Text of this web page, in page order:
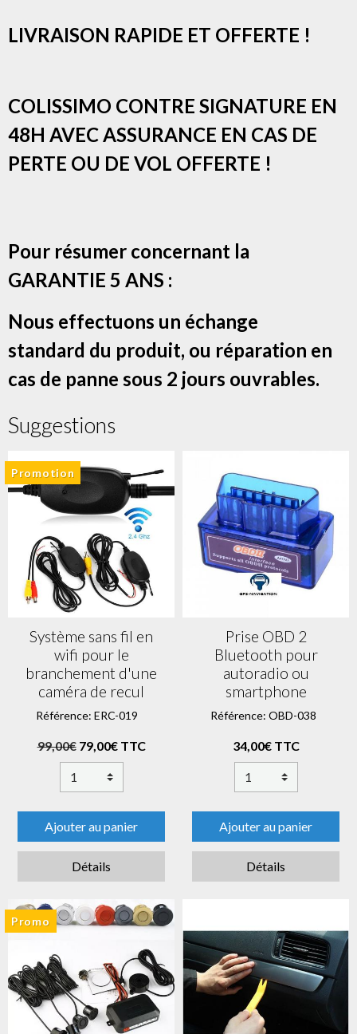
LIVRAISON RAPIDE ET OFFERTE !
COLISSIMO CONTRE SIGNATURE EN
48H AVEC ASSURANCE EN CAS DE
PERTE OU DE VOL OFFERTE !
Pour résumer concernant la
GARANTIE 5 ANS :
Nous effectuons un échange
standard du produit, ou réparation en
cas de panne sous 2 jours ouvrables.
Suggestions
Promotion
Système sans fil en
wifi pour le
branchement d'une
caméra de recul
Référence: ERC-019
99,00€ 79,00€ TTC
Ajouter au panier
Détails
Prise OBD 2
Bluetooth pour
autoradio ou
smartphone
Référence: OBD-038
34,00€ TTC
Ajouter au panier
Détails
Promo